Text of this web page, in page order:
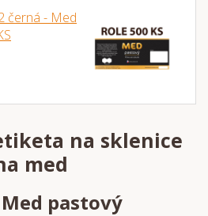
černá - Med
na sklenice
med
pastový